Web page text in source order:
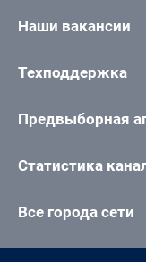
Наши вакансии
Техподдержка
Предвыборная
Статистика
Все города сети